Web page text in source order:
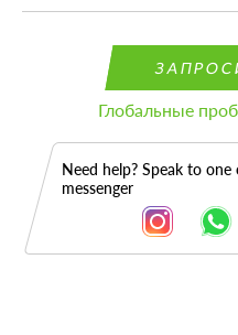
Глобальные
Need help? Speak to
messenger